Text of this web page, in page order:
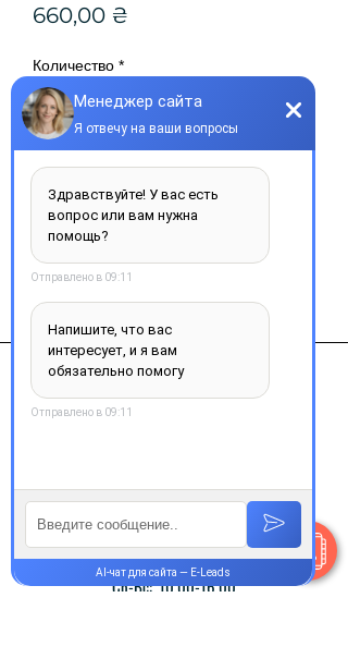
660,00 ₴
Количество *
Добавить в корзину
Виробник
NYCOMED Австрия
Контакты
Пн-Пт:9.00-18.00
Сб-Вс:10.00-16.00